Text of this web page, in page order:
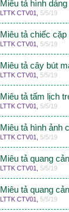
Miêu tả hình
LTTK CTV01 5/5/19
Miêu tả chiếc
LTTK CTV01 5/5/19
Miêu tả cây bút
LTTK CTV01 5/5/19
Miêu tả tấm lịch
LTTK CTV01 5/5/19
Miêu tả hình ảnh
LTTK CTV01 5/5/19
Miêu tả quang
LTTK CTV01 5/5/19
Miêu tả quang
LTTK CTV01 5/5/19